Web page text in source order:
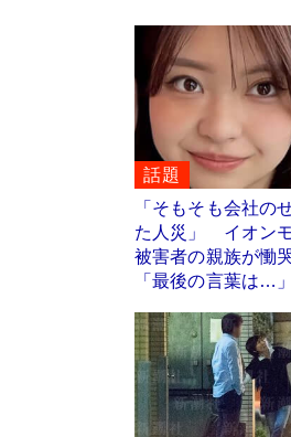
話題
「そもそも会社の
た人災」 イオン
被害者の親族が慟
「最後の言葉は…」